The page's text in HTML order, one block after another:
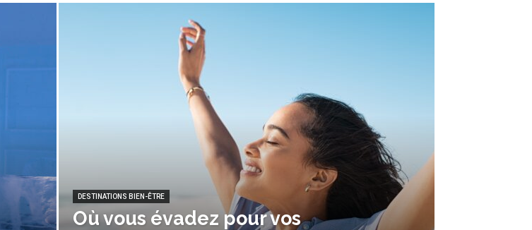
DESTINATIONS BIEN-ÊTRE
Où vous évadez pour vos